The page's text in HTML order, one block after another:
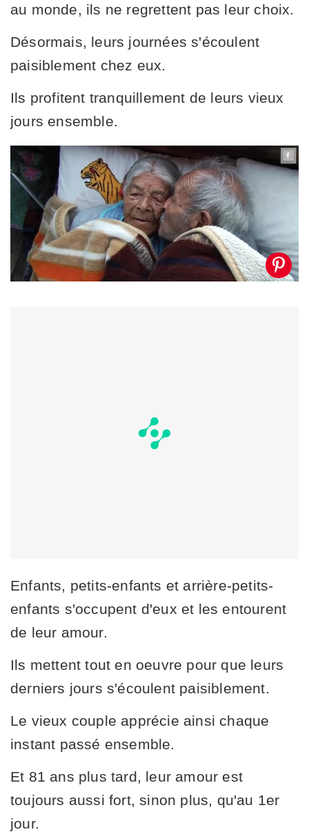
au monde, ils ne regrettent pas leur choix.
Désormais, leurs journées s'écoulent
paisiblement chez eux.
Ils profitent tranquillement de leurs vieux
jours ensemble.
Enfants, petits-enfants et arrière-petits-
enfants s'occupent d'eux et les entourent
de leur amour.
Ils mettent tout en oeuvre pour que leurs
derniers jours s'écoulent paisiblement.
Le vieux couple apprécie ainsi chaque
instant passé ensemble.
Et 81 ans plus tard, leur amour est
toujours aussi fort, sinon plus, qu'au 1er
jour.